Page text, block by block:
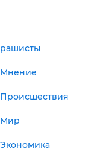
рашисты
Мнение
Происшествия
Мир
Экономика